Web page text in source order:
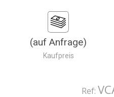
(auf Anfrage)
Kaufpreis
Ref: